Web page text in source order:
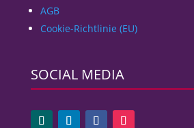
AGB
Cookie-Richtlinie (EU)
SOCIAL MEDIA